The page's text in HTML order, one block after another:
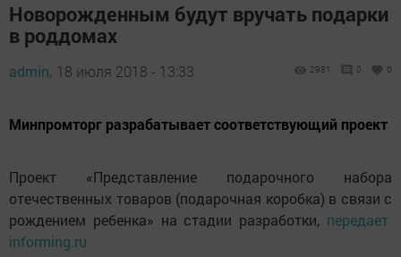
Новорожденным будут вручать подарки
в роддомах
admin, 18 июля 2018 - 13:33 2981 0 0
Минпромторг разрабатывает соответствующий проект
Проект «Представление подарочного набора
отечественных товаров (подарочная коробка) в связи с
рождением ребенка» на стадии разработки, передает
informing.ru